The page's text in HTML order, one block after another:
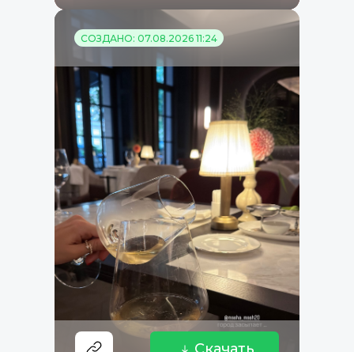
СОЗДАНО: 07.08.2026 11:24